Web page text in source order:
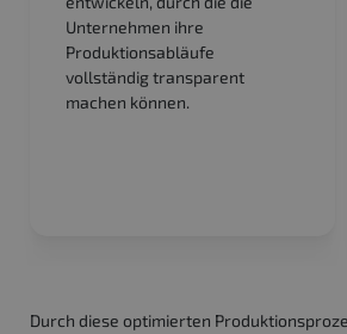
Unternehmen ihre
Produktionsabläufe
vollständig transparent
machen können.
Durch diese optimierten